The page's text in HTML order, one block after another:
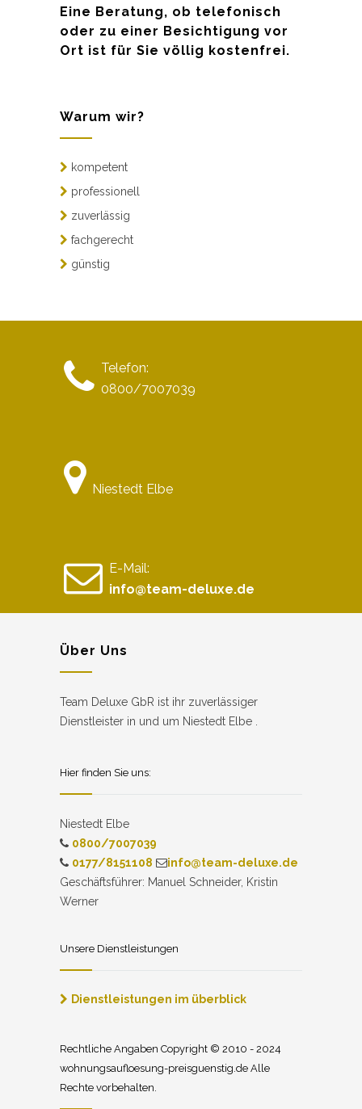
Eine Beratung, ob telefonisch
oder zu einer Besichtigung vor
Ort ist für Sie völlig kostenfrei.
Warum wir?
kompetent
professionell
zuverlässig
fachgerecht
günstig
Telefon:
0800/7007039
Niestedt Elbe
E-Mail:
info@team-deluxe.de
Über Uns
Team Deluxe GbR ist ihr zuverlässiger
Dienstleister in und um Niestedt Elbe .
Hier finden Sie uns:
Niestedt Elbe
0800/7007039
0177/8151108
info@team-deluxe.de
Geschäftsführer: Manuel Schneider, Kristin
Werner
Unsere Dienstleistungen
Dienstleistungen im überblick
Rechtliche Angaben Copyright © 2010 - 2024
wohnungsaufloesung-preisguenstig.de Alle
Rechte vorbehalten.